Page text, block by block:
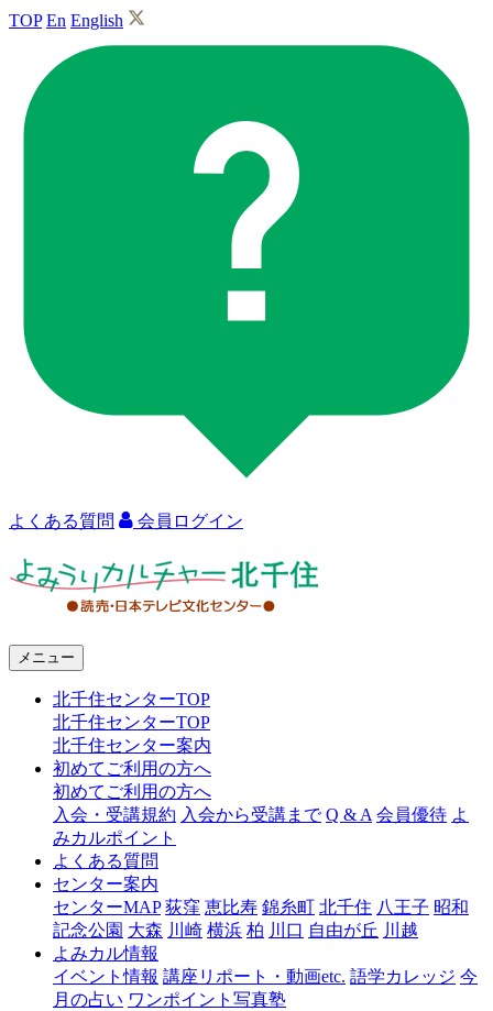
TOP En English
よくある質問 会員ログイン
ャ
千
メニュー
北千住センターTOP
北千住センターTOP
北千住センター案内
初めてご利用の方へ
初めてご利用の方へ
入会・受講規約 入会から受講まで Q & A 会員優待 よ
みカルポイント
よくある質問
センター案内
センターMAP 荻窪 恵比寿 錦糸町 北千住 八王子 昭和
記念公園 大森 川崎 横浜 柏 川口 自由が丘 川越
よみカル情報
イベント情報 講座リポート・動画etc. 語学カレッジ 今
月の占い ワンポイント写真塾